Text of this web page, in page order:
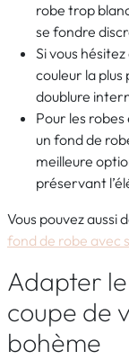
robe trop
se fondre
Si vous
couleur la
doublure
Pour les
un fond de
meilleure
préservant
Vous pouvez aussi
fond de robe avec
Adapter
coupe de
bohème